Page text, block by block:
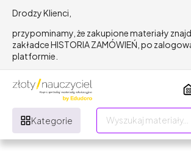
Drodzy Klienci,
przypominamy, że zakupione materiały
zakładce HISTORIA ZAMÓWIEŃ, po
platformie.
Kategorie